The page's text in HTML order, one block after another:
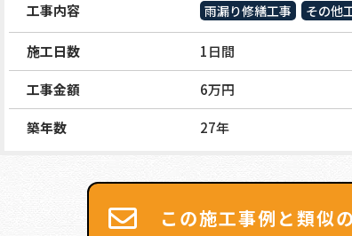
工事内容 雨漏り修繕工事 その他
施工日数 1日間
工事金額 6万円
築年数 27年
この施工事例と類似